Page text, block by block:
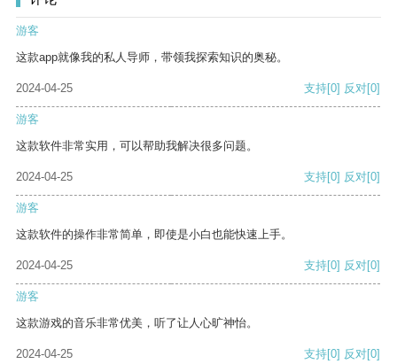
游客
这款app就像我的私人导师，带领我探索知识的奥秘。
2024-04-25 支持[0] 反对[0]
游客
这款软件非常实用，可以帮助我解决很多问题。
2024-04-25 支持[0] 反对[0]
游客
这款软件的操作非常简单，即使是小白也能快速上手。
2024-04-25 支持[0] 反对[0]
游客
这款游戏的音乐非常优美，听了让人心旷神怡。
2024-04-25 支持[0] 反对[0]